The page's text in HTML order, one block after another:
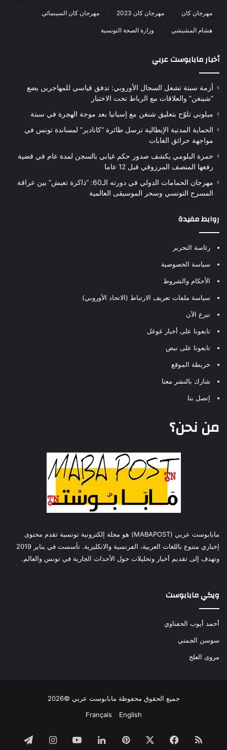
مهرجان كان مهرجان كان 2023 مهرجان كان السينمائي
هشام المشيشي وزارة الصحة التونسية
أخبار مابابوست عربي
أزمة سبتة تشعل السجال الأوروبي: تدفق قياسي للمهاجرين يضع
“شينغن” والعلاقات مع الرباط تحت الاختبار
ميلوني تلوّح بتعليق شنغن مع إسبانيا بعد موجة الهجرة في سبتة
الحماية المدنية الإيطالية ترسل طائرة “كانادير” لمساندة تونس في
مواجهة حرائق الغابات
حمزة البلومي يكشف صدور حكم غيابي بالسجن لمدة عام في قضية
رفعها المنصف المرزوقي قبل 12 عاما
مهرجان الحمامات الدولي في دورته الـ60: “ذاكرة تعيش” بين عراقة
المسرح التونسي وسحر الموسيقى العالمية
روابط مفيدة
رئاسة التحرير
سياسة الخصوصية
الأحكام والشروط
سياسة ملفات تعريف الارتباط (الاتحاد الأوروبي)
تبرع الآن
تابعونا على أخبار غوغل
تابعونا على نبض
خريطة الموقع
شارك بالنشر معنا
إتصل بنا
من نحن؟
مابابوست عربي (MABAPOST) هو مجلة إلكترونية تونسية تقدم محتوى
إخباري متنوع باللغات العربية، الفرنسية والانكليزية. تأسست في يناير 2019
وتهدف إلى تقديم أخبار وتحليلات حول الأحداث الجارية في تونس والعالم.
ويكي مابابوست
أحمد أيوب الحفناوي
سوسن الجمني
مروى العلج
جميع الحقوق محفوظة مابابوست عربي ©2026
English
Français
ملخص فيسبوك بينتيريستلينكدإن ‫YouTubeانستقرام